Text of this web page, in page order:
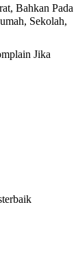
Bahkan Pada
Sekolah,
Jika